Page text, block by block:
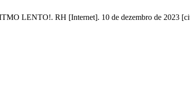
LENTO!. RH [Internet]. 10 de dezembro de 2023